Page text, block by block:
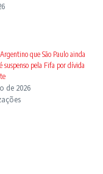
que São Paulo ainda
suspenso pela Fifa por dívida
de 2026